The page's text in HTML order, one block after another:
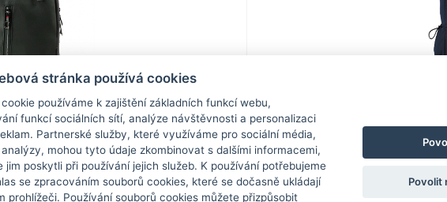
Travel N Meet
699,00 Kč
Batoh Light 40346-0600 tmavě modrý,
stránka používá cookies
používáme k zajištění základních funkcí webu,
funkcí sociálních sítí, analýze návštěvnosti a personalizaci
Partnerské služby, které využíváme pro sociální média,
mohou tyto údaje zkombinovat s dalšími informacemi,
jim poskytli při používání jejich služeb. K používání potřebujeme
se zpracováním souborů cookies, které se dočasně ukládají
prohlížeči. Používání souborů cookies můžete přizpůsobit
Povolit